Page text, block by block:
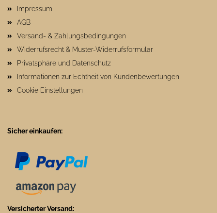
Impressum
AGB
Versand- & Zahlungsbedingungen
Widerrufsrecht & Muster-Widerrufsformular
Privatsphäre und Datenschutz
Informationen zur Echtheit von Kundenbewertungen
Cookie Einstellungen
Sicher einkaufen:
Versicherter Versand: